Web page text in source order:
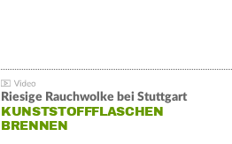
Riesige Rauchwolke bei Stuttgart
KUNSTSTOFFFLASCHEN
BRENNEN